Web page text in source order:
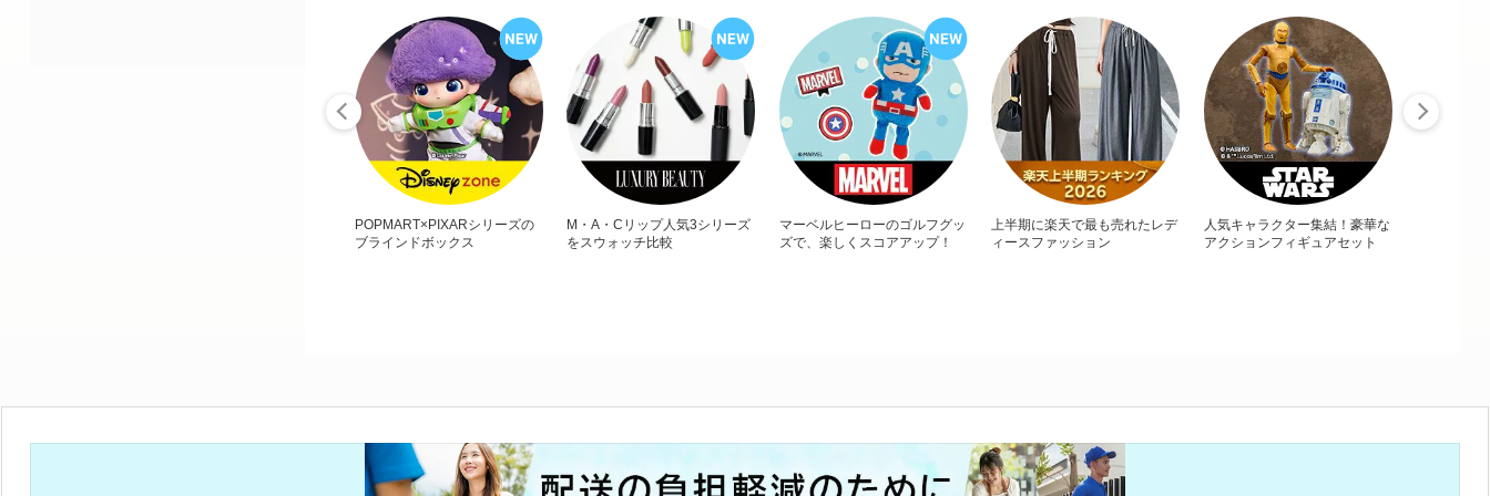
POPMART×PIXARシリーズの
ブラインドボックス
M・A・Cリップ人気3シリーズ
をスウォッチ比較
マーベルヒーローのゴルフグッ
ズで、楽しくスコアアップ！
上半期に楽天で最も売れたレデ
ィースファッション
人気キャラクター集結！豪華な
アクションフィギュアセット